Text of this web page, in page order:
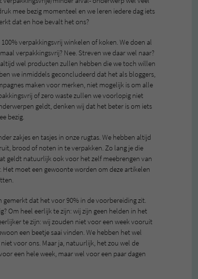
mee bezig momenteel en we leren iedere dag iets
dat en hoe bevalt het ons?
verpakkingsvrij winkelen of koken. We doen al
verpakkingsvrij? Nee. Streven we daar wel naar?
wel producten zullen hebben die we toch willen
we inmiddels geconcludeerd dat het als bloggers,
maken voor merken, niet mogelijk is om alle
of zero waste zullen we voorlopig niet
geldt, denken wij dat het beter is om iets
bezig.
zakjes en tasjes in onze rugtas. We hebben altijd
brood of noten in te verpakken. Zo lang je die
geldt natuurlijk ook voor het zelf meebrengen van
moet een gewoonte worden om deze artikelen
gemerkt dat het voor 90% in de voorbereiding zit.
Om heel eerlijk te zijn: wij zijn geen helden in het
te zijn: wij zouden niet voor een week vooruit
een beetje saai vinden. We hebben het wel
voor ons. Maar ja, natuurlijk, het zou wel de
een hele week, maar wel voor een paar dagen